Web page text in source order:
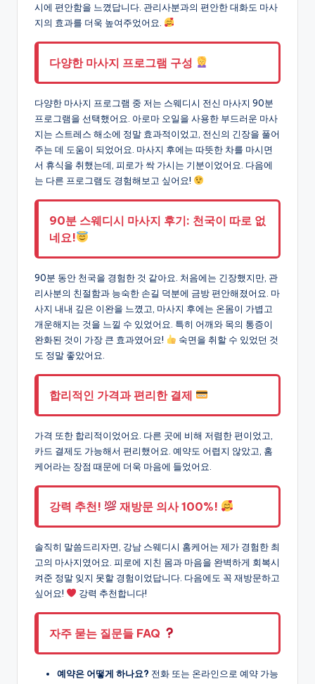
시에 편안함을 느꼈답니다. 관리사분과의 편안한 대화도 마사
지의 효과를 더욱 높여주었어요.
다양한 마사지 프로그램 구성
다양한 마사지 프로그램 중 저는 스웨디시 전신 마사지 90분
프로그램을 선택했어요. 아로마 오일을 사용한 부드러운 마사
지는 스트레스 해소에 정말 효과적이었고, 전신의 긴장을 풀어
주는 데 도움이 되었어요. 마사지 후에는 따뜻한 차를 마시면
서 휴식을 취했는데, 피로가 싹 가시는 기분이었어요. 다음에
는 다른 프로그램도 경험해보고 싶어요!
90분 스웨디시 마사지 후기: 천국이 따로 없
네요!
90분 동안 천국을 경험한 것 같아요. 처음에는 긴장했지만, 관
리사분의 친절함과 능숙한 손길 덕분에 금방 편안해졌어요. 마
사지 내내 깊은 이완을 느꼈고, 마사지 후에는 온몸이 가볍고
개운해지는 것을 느낄 수 있었어요. 특히 어깨와 목의 통증이
완화된 것이 가장 큰 효과였어요!
숙면을 취할 수 있었던 것
도 정말 좋았어요.
합리적인 가격과 편리한 결제
가격 또한 합리적이었어요. 다른 곳에 비해 저렴한 편이었고,
카드 결제도 가능해서 편리했어요. 예약도 어렵지 않았고, 홈
케어라는 장점 때문에 더욱 마음에 들었어요.
강력 추천! 재방문 의사 100%!
솔직히 말씀드리자면, 강남 스웨디시 홈케어는 제가 경험한 최
고의 마사지였어요. 피로에 지친 몸과 마음을 완벽하게 회복시
켜준 정말 잊지 못할 경험이었답니다. 다음에도 꼭 재방문하고
싶어요!
강력 추천합니다!
자주 묻는 질문들 FAQ
예약은 어떻게 하나요? 전화 또는 온라인으로 예약 가능